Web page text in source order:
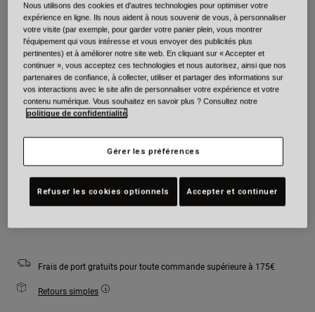
Couleur -Noir
sélectionné
Taille
Youth
Ajouter au panier
Frais de port gratuits pour toute commande supérieure à 175€
Retours simples
Nous utilisons des cookies et d'autres technologies pour optimiser votre
expérience en ligne. Ils nous aident à nous souvenir de vous, à personnaliser
votre visite (par exemple, pour garder votre panier plein, vous montrer
l'équipement qui vous intéresse et vous envoyer des publicités plus
pertinentes) et à améliorer notre site web. En cliquant sur « Accepter et
continuer », vous acceptez ces technologies et nous autorisez, ainsi que nos
partenaires de confiance, à collecter, utiliser et partager des informations sur
vos interactions avec le site afin de personnaliser votre expérience et votre
contenu numérique. Vous souhaitez en savoir plus ? Consultez notre
politique de confidentialité.
Gérer les préférences
Refuser les cookies optionnels Accepter et continuer